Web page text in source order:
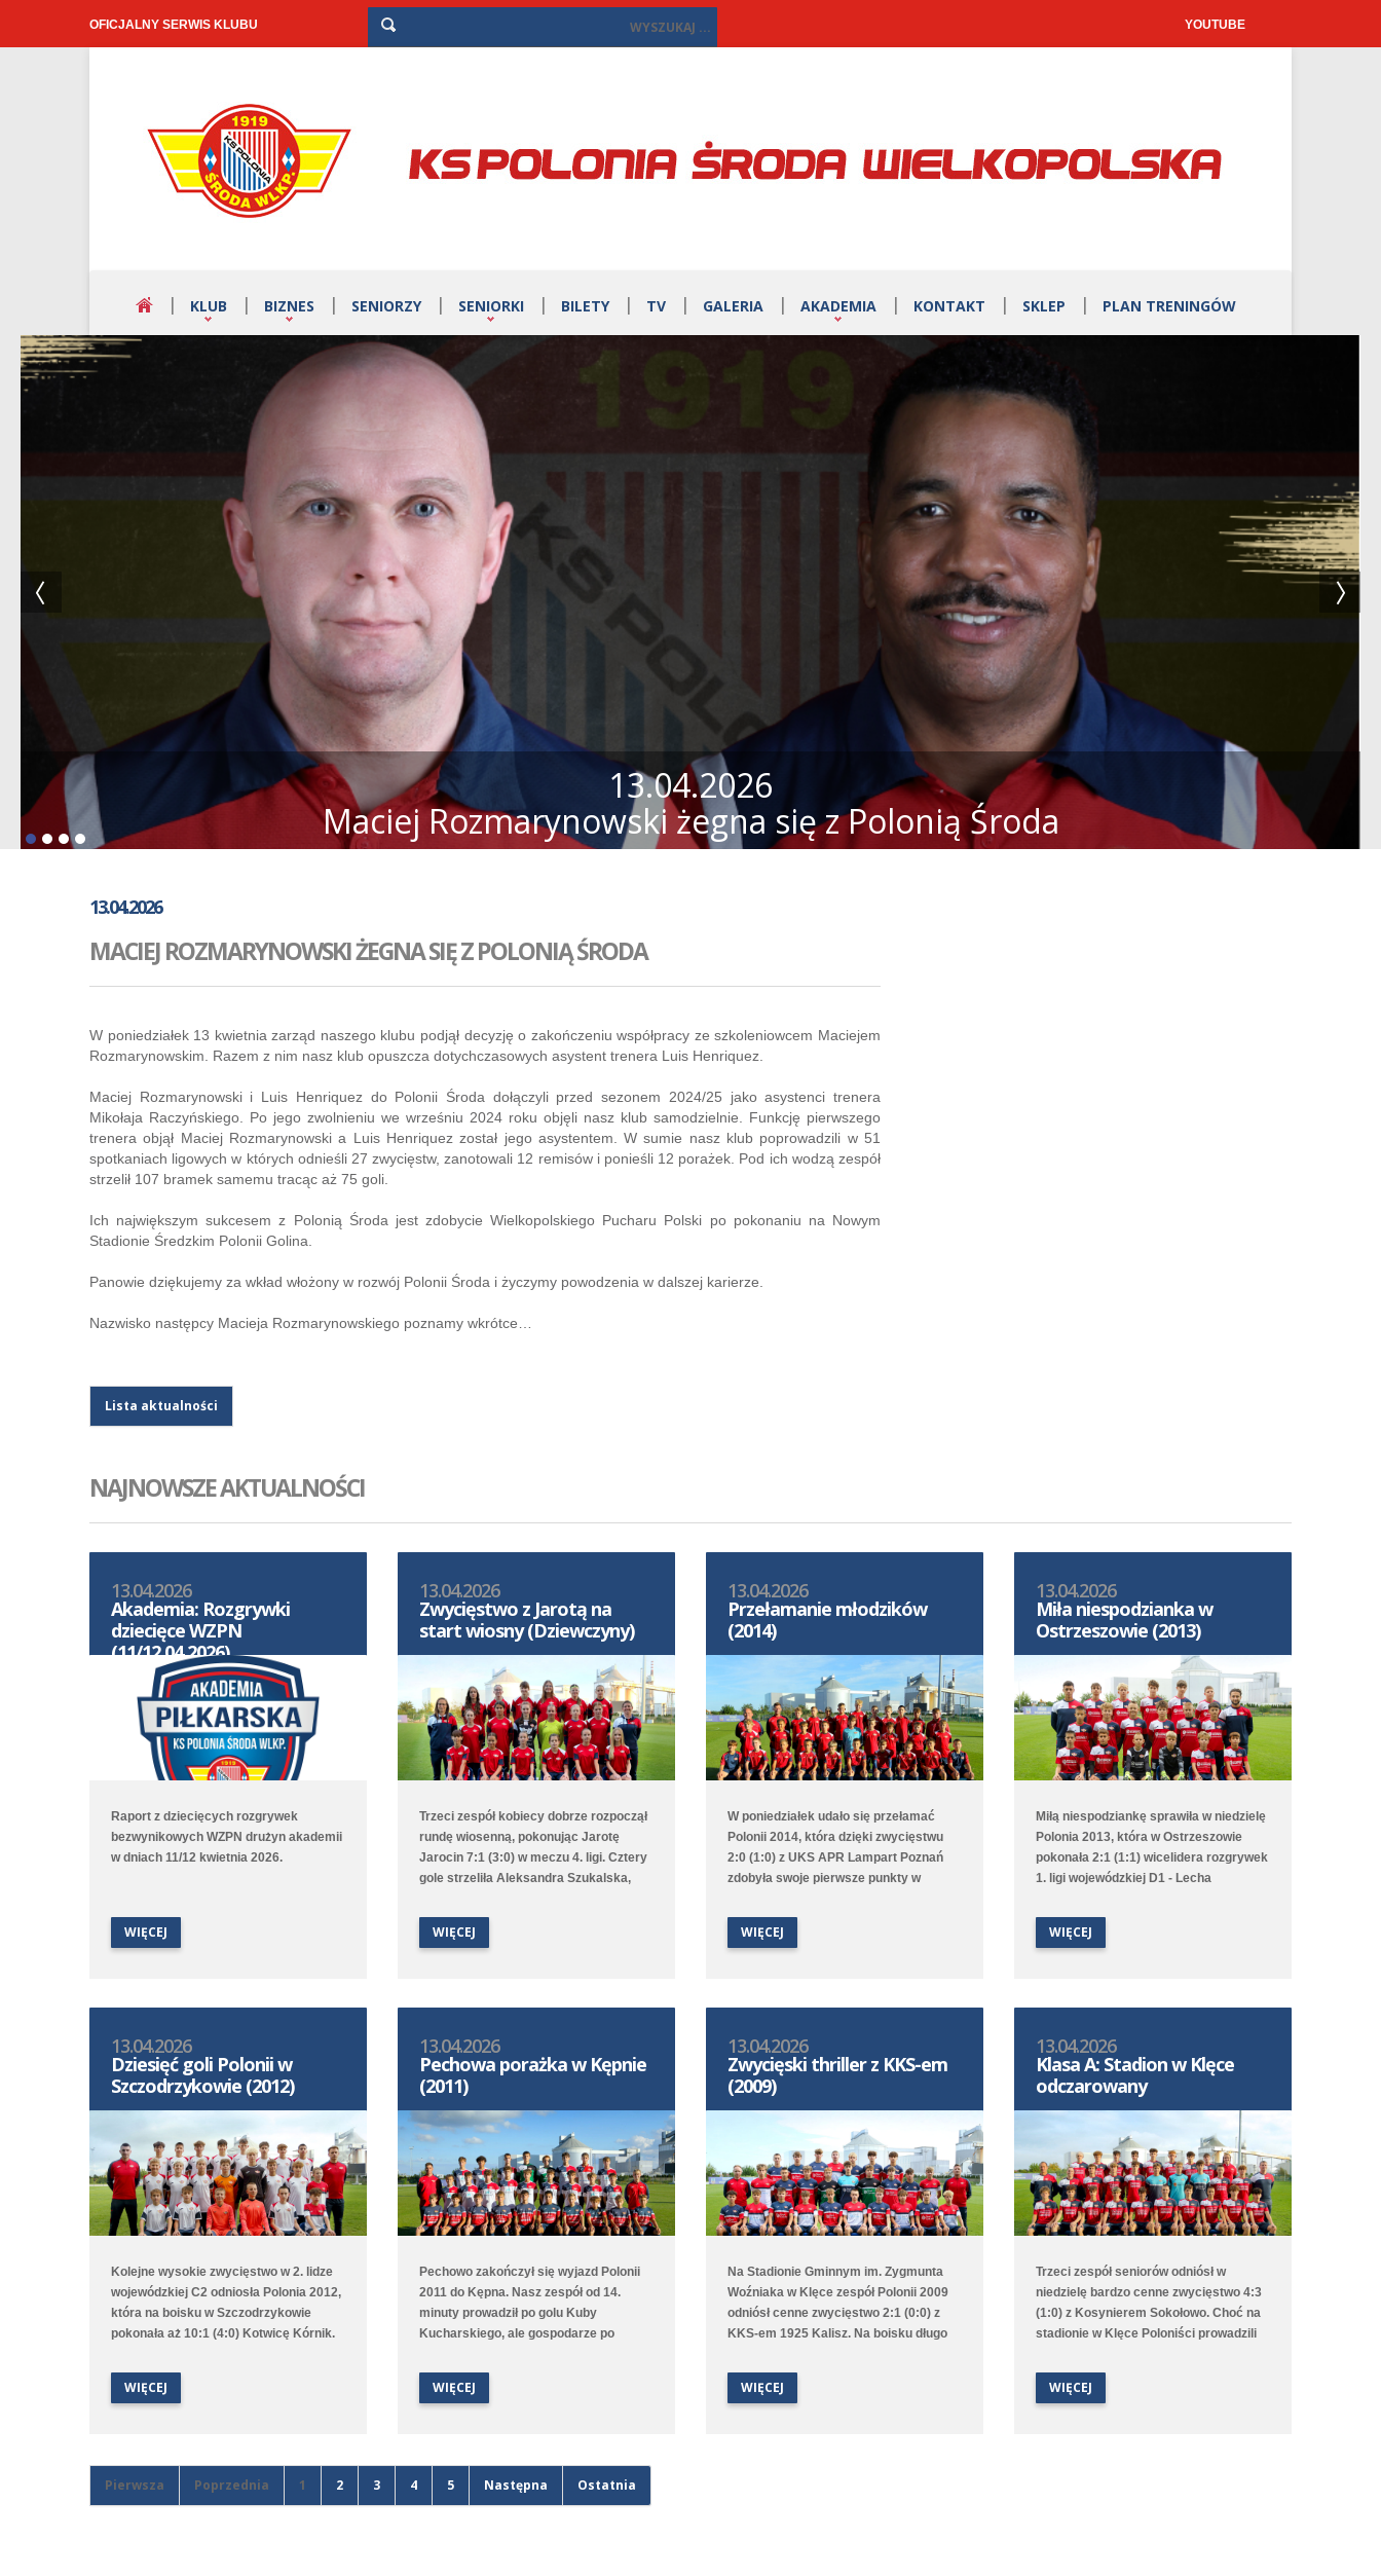
OFICJALNY SERWIS KLUBU YOUTUBE
KLUB BIZNES SENIORZY SENIORKI BILETY TV GALERIA AKADEMIA KONTAKT SKLEP PLAN TRENINGÓW
13.04.2026
Maciej Rozmarynowski żegna się z Polonią Środa
13.04.2026
MACIEJ ROZMARYNOWSKI ŻEGNA SIĘ Z POLONIĄ ŚRODA
W poniedziałek 13 kwietnia zarząd naszego klubu podjął decyzję o zakończeniu współpracy ze szkoleniowcem Maciejem
Rozmarynowskim. Razem z nim nasz klub opuszcza dotychczasowych asystent trenera Luis Henriquez.
Maciej Rozmarynowski i Luis Henriquez do Polonii Środa dołączyli przed sezonem 2024/25 jako asystenci trenera
Mikołaja Raczyńskiego. Po jego zwolnieniu we wrześniu 2024 roku objęli nasz klub samodzielnie. Funkcję pierwszego
trenera objął Maciej Rozmarynowski a Luis Henriquez został jego asystentem. W sumie nasz klub poprowadzili w 51
spotkaniach ligowych w których odnieśli 27 zwycięstw, zanotowali 12 remisów i ponieśli 12 porażek. Pod ich wodzą zespół
strzelił 107 bramek samemu tracąc aż 75 goli.
Ich największym sukcesem z Polonią Środa jest zdobycie Wielkopolskiego Pucharu Polski po pokonaniu na Nowym
Stadionie Średzkim Polonii Golina.
Panowie dziękujemy za wkład włożony w rozwój Polonii Środa i życzymy powodzenia w dalszej karierze.
Nazwisko następcy Macieja Rozmarynowskiego poznamy wkrótce…
Lista aktualności
NAJNOWSZE AKTUALNOŚCI
13.04.2026
Akademia: Rozgrywki
dziecięce WZPN
(11/12.04.2026)
Raport z dziecięcych rozgrywek
bezwynikowych WZPN drużyn akademii
w dniach 11/12 kwietnia 2026.
WIĘCEJ
13.04.2026
Zwycięstwo z Jarotą na
start wiosny (Dziewczyny)
Trzeci zespół kobiecy dobrze rozpoczął
rundę wiosenną, pokonując Jarotę
Jarocin 7:1 (3:0) w meczu 4. ligi. Cztery
gole strzeliła Aleksandra Szukalska,
wynik ustaliła Alicja Doros. Trampkarki
przegrały 1:6 z UKS APR Lampart
WIĘCEJ
13.04.2026
Przełamanie młodzików
(2014)
W poniedziałek udało się przełamać
Polonii 2014, która dzięki zwycięstwu
2:0 (1:0) z UKS APR Lampart Poznań
zdobyła swoje pierwsze punkty w
D2. Bramki na wagę trzech punktów
strzelili Witold Artomski i Karol
WIĘCEJ
13.04.2026
Miła niespodzianka w
Ostrzeszowie (2013)
Miłą niespodziankę sprawiła w niedzielę
Polonia 2013, która w Ostrzeszowie
pokonała 2:1 (1:1) wicelidera rozgrywek
1. ligi wojewódzkiej D1 - Lecha
pierwsi objęli prowadzenie to Poloniści
odwrócili losy meczu za sprawą bramek
WIĘCEJ
13.04.2026
Dziesięć goli Polonii w
Szczodrzykowie (2012)
Kolejne wysokie zwycięstwo w 2. lidze
wojewódzkiej C2 odniosła Polonia 2012,
która na boisku w Szczodrzykowie
pokonała aż 10:1 (4:0) Kotwicę Kórnik.
skompletował Karol Marciniak. Drugi
zespół, który rywalizuje w 2. lidze
WIĘCEJ
13.04.2026
Pechowa porażka w Kępnie
(2011)
Pechowo zakończył się wyjazd Polonii
2011 do Kępna. Nasz zespół od 14.
minuty prowadził po golu Kuby
Kucharskiego, ale gospodarze po
czasie gry niestety zdobyli
zwycięskiego gola. Lepiej spisała się
tym meczu popisał się Jan Marciniak.
WIĘCEJ
13.04.2026
Zwycięski thriller z KKS-em
(2009)
Na Stadionie Gminnym im. Zygmunta
Woźniaka w Klęce zespół Polonii 2009
odniósł cenne zwycięstwo 2:1 (0:0) z
KKS-em 1925 Kalisz. Na boisku długo
choć to Poloniści byli stroną
dominującą. W 68. minucie zawodnik
WIĘCEJ
13.04.2026
Klasa A: Stadion w Klęce
odczarowany
Trzeci zespół seniorów odniósł w
niedzielę bardzo cenne zwycięstwo 4:3
(1:0) z Kosynierem Sokołowo. Choć na
stadionie w Klęce Poloniści prowadzili
aż do ostatniego gwizdka sędziego.
Bramki dla średzkiej drużyny strzelali
WIĘCEJ
Pierwsza Poprzednia 1 2 3 4 5 Następna Ostatnia